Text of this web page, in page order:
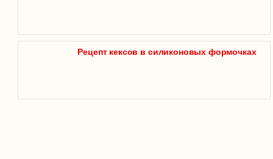
Рецепт кексов в силиконовых формочках